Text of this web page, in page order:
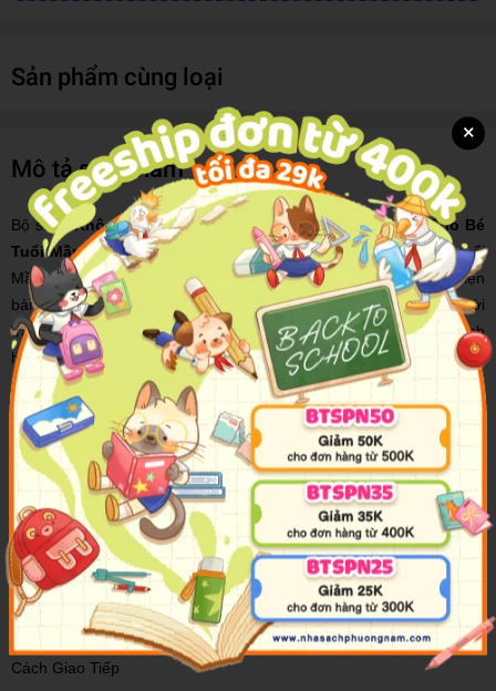
Sản phẩm cùng loại
Mô tả sản phẩm
Bộ sách Khôn Lớn Mỗi Ngày - Truyện Tranh Giáo Dục Cho Bé
Tuổi Mầm Nonbao gồm những kĩ năng quan trọng cho trẻ ở tuổi
Mầm non. Qua từng tập sách, các bé sẽ được học cách thể hiện
bản thân, học cách bảo vệ bản thân trước người xấu đồng thời
tránh xa những mối nguy hiểm. Bé cũng được hướng dẫn cách
hình thành các thói quen tốt cũng như trở thành một em bé ngoan,
sống chan hòa với mọi người.
Bộ sáchKhôn Lớn Mỗi Ngày - Truyện Tranh Giáo Dục Cho Bé
Tuổi Mầm Non gồm 6 cuốn:
- Khôn Lớn Mỗi Ngày: Thói Quen Tốt Của Con - Hình Thành Thói
Quen Cho Bé
- Khôn Lớn Mỗi Ngày: Con Biết Thể Hiện Bản Thân - Học Cách
Thể Hiện Bản Thân
- Khôn Lớn Mỗi Ngày: Con Sống Chan Hòa Với Mọi Người - Học
Cách Giao Tiếp
×